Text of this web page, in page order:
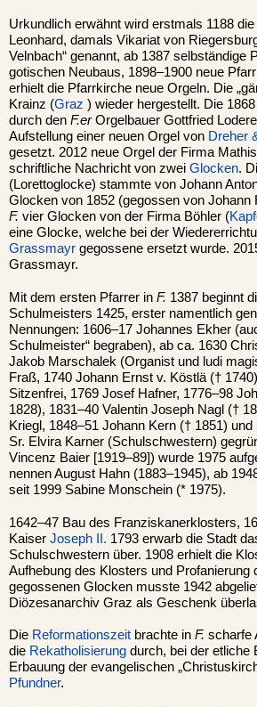
Urkundlich erwähnt wird erstmals 1188
Leonhard, damals Vikariat von
Velnbach“ genannt, ab 1387
gotischen Neubaus, 1898–1900 neue
erhielt die Pfarrkirche neue Orgeln. Die
Krainz (Graz ) wieder hergestellt. Die
durch den F.erOrgelbauer Gottfried
Aufstellung einer neuen Orgel von Dreher
gesetzt. 2012 neue Orgel der Firma
schriftliche Nachricht von zwei Glocken.
(Lorettoglocke) stammte von Johann
Glocken von 1852 (gegossen von Johann
F. vier Glocken von der Firma Böhler (
eine Glocke, welche bei der
Grassmayr gegossene ersetzt wurde.
Grassmayr.
Mit dem ersten Pfarrer in F. 1387 beginnt
Schulmeisters 1425, erster namentlich
Nennungen: 1606–17 Johannes Ekher
Schulmeister“ begraben), ab ca. 1630
Jakob Marschalek (Organist und ludi
Fraß, 1740 Johann Ernst v. Köstlä (†
Sitzenfrei, 1769 Josef Hafner, 1776–98
1828), 1831–40 Valentin Joseph Nagl (†
Kriegl, 1848–51 Johann Kern († 1851)
Sr. Elvira Karner (Schulschwestern)
Vincenz Baier [1919–89]) wurde 1975
nennen August Hahn (1883–1945), ab
seit 1999 Sabine Monschein (* 1975).
1642–47 Bau des Franziskanerklosters,
Kaiser Joseph II. 1793 erwarb die Stadt
Schulschwestern über. 1908 erhielt die
Aufhebung des Klosters und
gegossenen Glocken musste 1942
Diözesanarchiv Graz als Geschenk
Die Reformationszeit brachte in F. scharfe
die Rekatholisierung durch, bei der etliche
Erbauung der evangelischen
Pfundner.